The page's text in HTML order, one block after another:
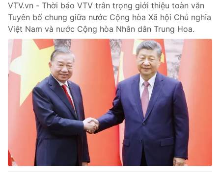
THỜI BÁO VTV
Theo dõi báo trên
Cơ quan chủ quản:Đài Truyền hình Việt Nam
Cơ quan báo chí:Thời báo VTV
Giấy phép hoạt động báo in và báo điện tử số 483/GP-BTTTT
cấp ngày 29/12/2023
Tổng Biên tập:
Vũ Thanh Thủy
Phó Tổng Biên tập:
Nguyễn Thị Mỹ Hạnh, Phạm Quốc Thắng,
Nguyễn Trọng Ninh
VTV.vn - Thời báo VTV trân trọng giới thiệu toàn văn
Tuyên bố chung giữa nước Cộng hòa Xã hội Chủ nghĩa
Việt Nam và nước Cộng hòa Nhân dân Trung Hoa.